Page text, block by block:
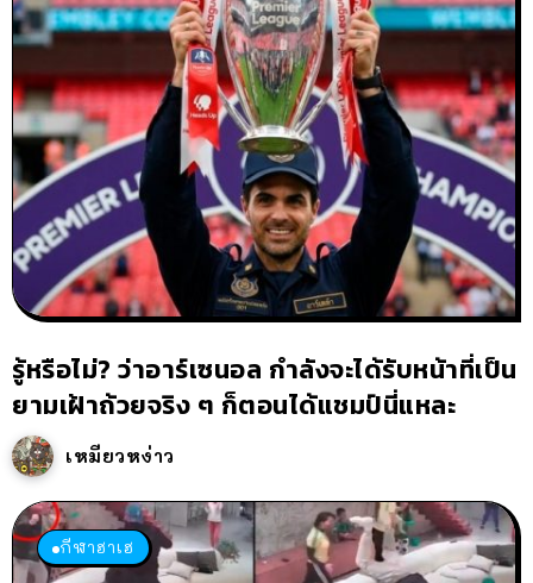
รู้หรือไม่? ว่าอาร์เซนอล กำลังจะได้รับหน้าที่เป็น
ยามเฝ้าถ้วยจริง ๆ ก็ตอนได้แชมป์นี่แหละ
เหมียวหง่าว
กีฬาฮาเฮ